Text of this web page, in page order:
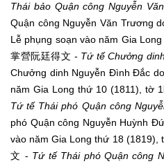
Thái bảo Quận công Nguyễn
Quận công Nguyễn Văn Trương
Lễ phụng soạn vào năm Gia
掌營阮廷得文 - Tứ tế Chưởng
Chưởng dinh Nguyễn Đình Đắc
năm Gia Long thứ 10 (1811), tờ
Tứ tế Thái phó Quận công
phó Quận công Nguyễn Huỳnh
vào năm Gia Long thứ 18 (1819),
文 - Tứ tế Thái phó Quận công